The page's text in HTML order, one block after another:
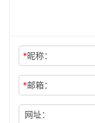
门
指
南
*昵称：
*邮箱：
网址：